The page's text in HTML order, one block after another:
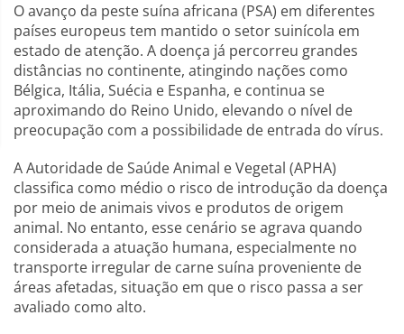
O avanço da peste suína africana (PSA) em diferentes
países europeus tem mantido o setor suinícola em
estado de atenção. A doença já percorreu grandes
distâncias no continente, atingindo nações como
Bélgica, Itália, Suécia e Espanha, e continua se
aproximando do Reino Unido, elevando o nível de
preocupação com a possibilidade de entrada do vírus.
A Autoridade de Saúde Animal e Vegetal (APHA)
classifica como médio o risco de introdução da doença
por meio de animais vivos e produtos de origem
animal. No entanto, esse cenário se agrava quando
considerada a atuação humana, especialmente no
transporte irregular de carne suína proveniente de
áreas afetadas, situação em que o risco passa a ser
avaliado como alto.